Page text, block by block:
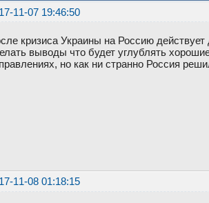
11-07 19:46:50
кризиса Украины на Россию
выводы что будет углублять
но как ни странно Россия
11-08 01:18:15